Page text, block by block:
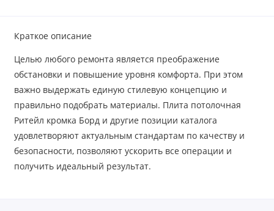
Краткое описание
Целью любого ремонта является преображение
обстановки и повышение уровня комфорта. При этом
важно выдержать единую стилевую концепцию и
правильно подобрать материалы. Плита потолочная
Ритейл кромка Борд и другие позиции каталога
удовлетворяют актуальным стандартам по качеству и
безопасности, позволяют ускорить все операции и
получить идеальный результат.